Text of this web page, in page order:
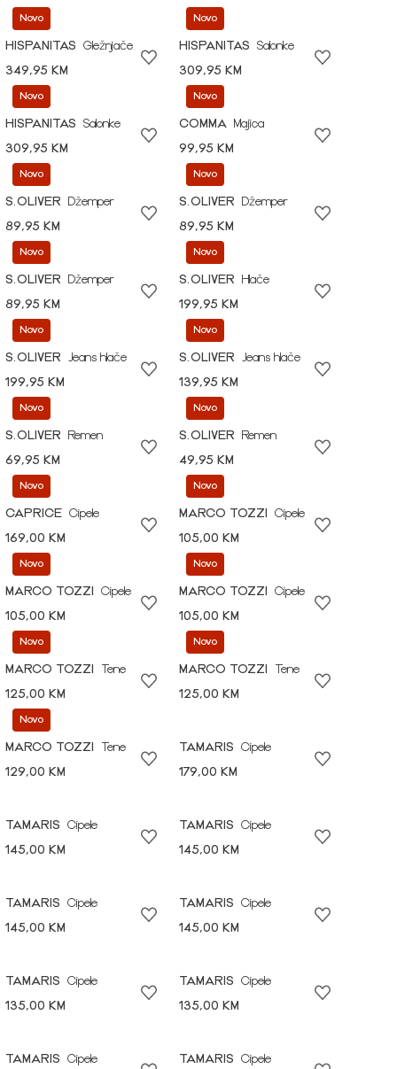
Novo
HISPANITAS
Gležnjače
349,95 KM
Novo
HISPANITAS
Salonke
309,95 KM
Novo
HISPANITAS
Salonke
309,95 KM
Novo
COMMA
Majica
99,95 KM
Novo
S.OLIVER
Džemper
89,95 KM
Novo
S.OLIVER
Džemper
89,95 KM
Novo
S.OLIVER
Džemper
89,95 KM
Novo
S.OLIVER
Hlače
199,95 KM
Novo
S.OLIVER
Jeans hlače
199,95 KM
Novo
S.OLIVER
Jeans hlače
139,95 KM
Novo
S.OLIVER
Remen
69,95 KM
Novo
S.OLIVER
Remen
49,95 KM
Novo
CAPRICE Cipele
169,00 KM
Novo
MARCO TOZZI
Cipele
105,00 KM
Novo
MARCO TOZZI
Cipele
105,00 KM
Novo
MARCO TOZZI
Cipele
105,00 KM
Novo
MARCO TOZZI
Tene
125,00 KM
Novo
MARCO TOZZI
Tene
125,00 KM
Novo
MARCO TOZZI
Tene
129,00 KM
TAMARIS
Cipele
179,00 KM
TAMARIS
Cipele
145,00 KM
TAMARIS
Cipele
145,00 KM
TAMARIS
Cipele
145,00 KM
TAMARIS
Cipele
145,00 KM
TAMARIS
Cipele
135,00 KM
TAMARIS
Cipele
135,00 KM
TAMARIS
Cipele
TAMARIS
Cipele